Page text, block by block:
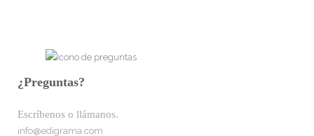
¿Preguntas?
Escríbenos o llámanos.
info@edigrama.com